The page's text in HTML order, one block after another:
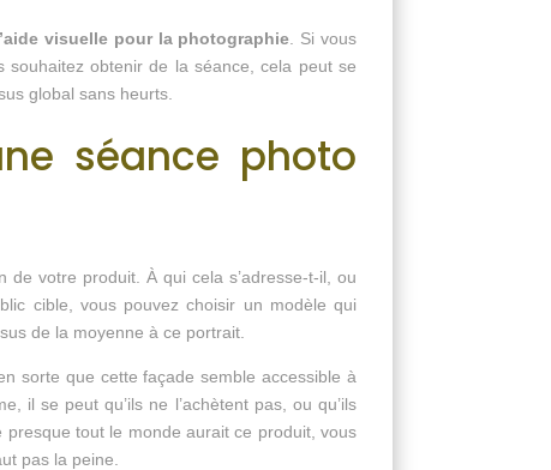
visuelle pour la photographie . Si vous
obtenir de la séance, cela peut se
global sans heurts.
séance photo
votre produit. À qui cela s’adresse-t-il, ou
cible, vous pouvez choisir un modèle qui
de la moyenne à ce portrait.
sorte que cette façade semble accessible à
il se peut qu’ils ne l’achètent pas, ou qu’ils
presque tout le monde aurait ce produit, vous
pas la peine.